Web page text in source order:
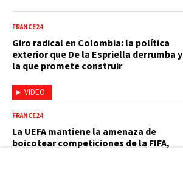
VIDEO
FRANCE24
Giro radical en Colombia: la política
exterior que De la Espriella derrumba y
la que promete construir
FRANCE24
La UEFA mantiene la amenaza de
boicotear competiciones de la FIFA,